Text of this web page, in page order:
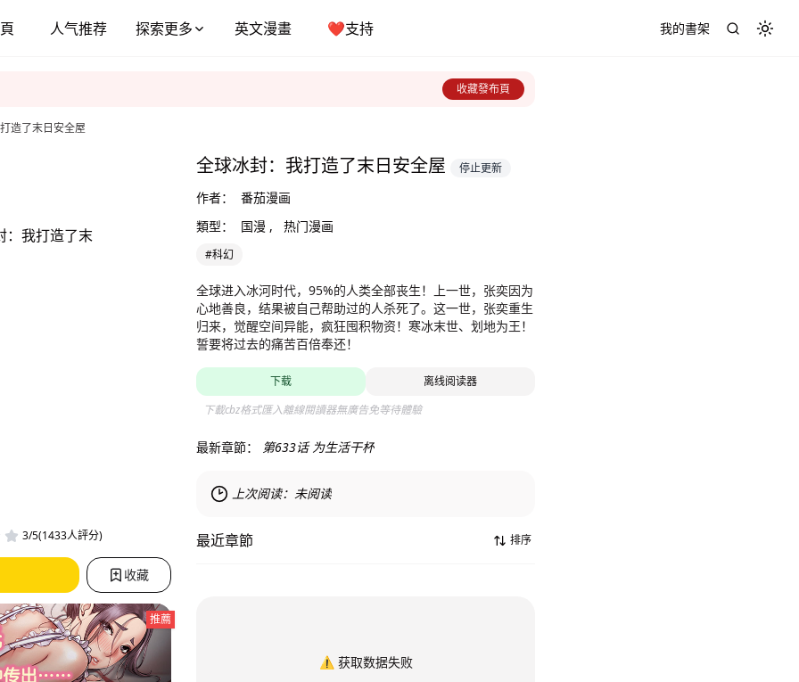
人气推荐 探索更多 英文漫畫 ❤️支持 我的書架
收藏發布頁
造了末日安全屋
3/5(1433人評分)
收藏
推薦
全球冰封：我打造了末日安全屋 停止更新
作者：
番茄漫画
類型：
国漫 , 热门漫画
#科幻
全球进入冰河时代，95%的人类全部丧生！上一世，张奕因为
心地善良，结果被自己帮助过的人杀死了。这一世，张奕重生
归来，觉醒空间异能，疯狂囤积物资！寒冰末世、划地为王！
誓要将过去的痛苦百倍奉还！
下载
离线阅读器
下載cbz格式匯入離線閱讀器無廣告免等待體驗
最新章節： 第633话 为生活干杯
上次阅读： 未阅读
最近章節 排序
⚠️ 获取数据失败